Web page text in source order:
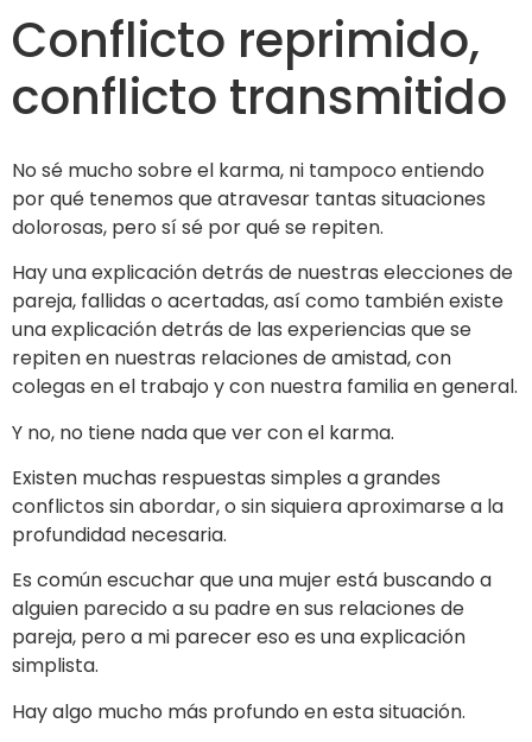
Conflicto reprimido,
conflicto transmitido
No sé mucho sobre el karma, ni tampoco entiendo
por qué tenemos que atravesar tantas situaciones
dolorosas, pero sí sé por qué se repiten.
Hay una explicación detrás de nuestras elecciones de
pareja, fallidas o acertadas, así como también existe
una explicación detrás de las experiencias que se
repiten en nuestras relaciones de amistad, con
colegas en el trabajo y con nuestra familia en general.
Y no, no tiene nada que ver con el karma.
Existen muchas respuestas simples a grandes
conflictos sin abordar, o sin siquiera aproximarse a la
profundidad necesaria.
Es común escuchar que una mujer está buscando a
alguien parecido a su padre en sus relaciones de
pareja, pero a mi parecer eso es una explicación
simplista.
Hay algo mucho más profundo en esta situación.